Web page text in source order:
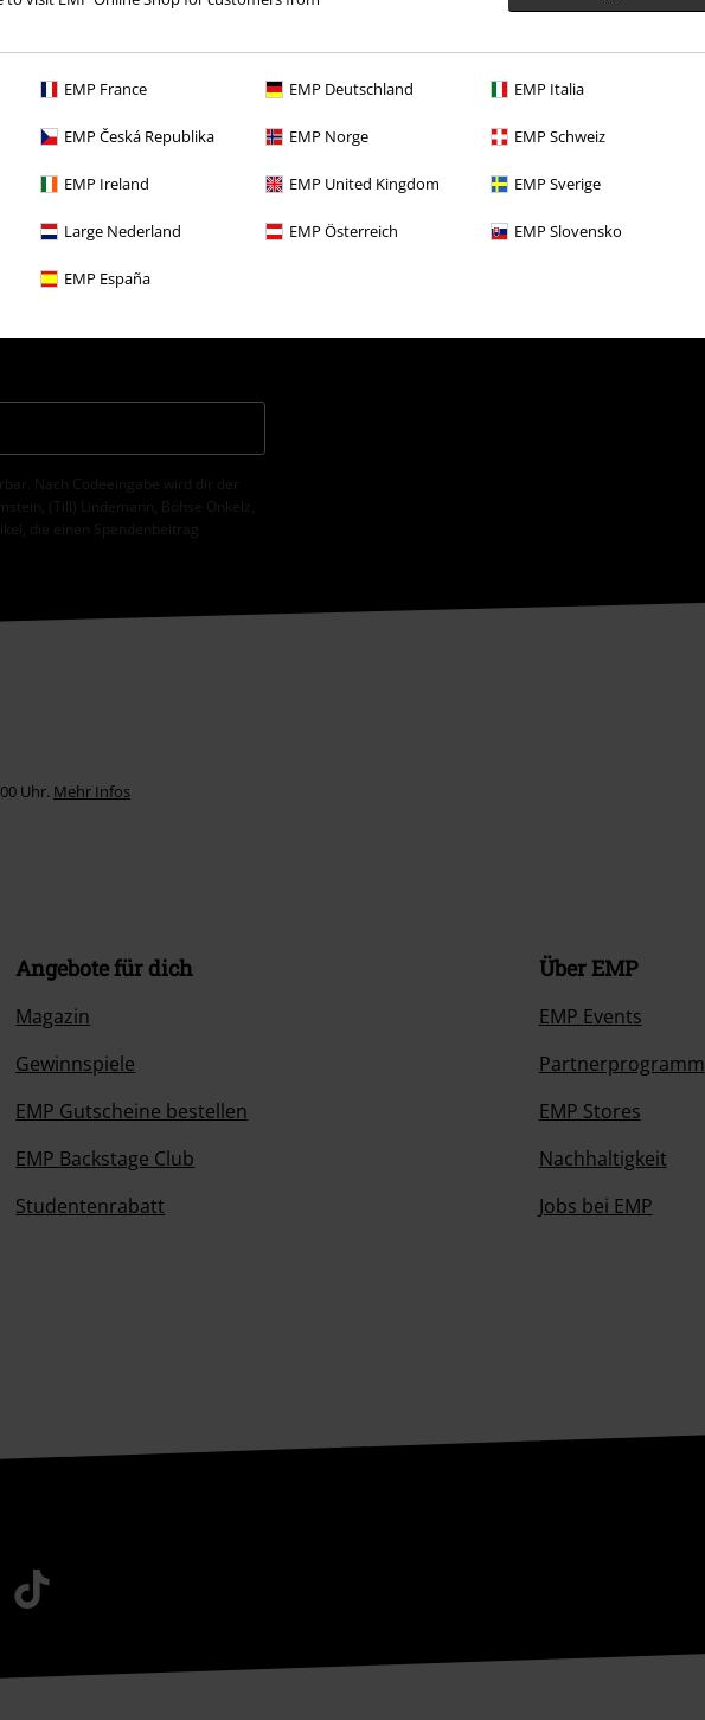
EMP France EMP Deutschland EMP Italia
EMP Česká Republika EMP Norge EMP Schweiz
EMP Ireland EMP United Kingdom EMP Sverige
Large Nederland EMP Österreich EMP Slovensko
EMP España
die E.M.P. Merchandising
individuell und regelmäßig über ihr
entsprechend den
Nach Codeeingabe wird dir der
(Till) Lindemann, Böhse Onkelz,
die einen Spendenbeitrag
Uhr. Mehr Infos
Angebote für dich
Magazin
Gewinnspiele
EMP Gutscheine bestellen
EMP Backstage Club
Studentenrabatt
Über EMP
EMP Events
Partnerprogramm
EMP Stores
Nachhaltigkeit
Jobs bei EMP